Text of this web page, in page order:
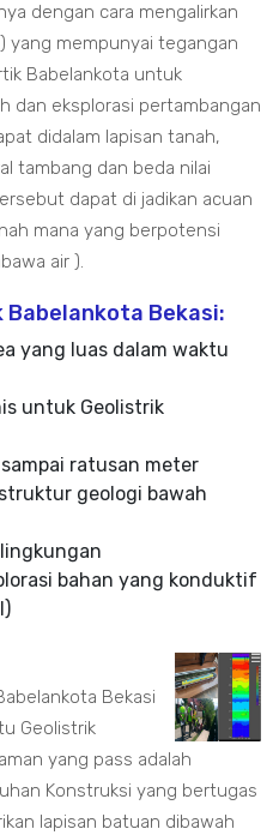
dengan cara mengalirkan
yang mempunyai tegangan
Babelankota untuk
dan eksplorasi pertambangan
didalam lapisan tanah,
tambang dan beda nilai
dapat di jadikan acuan
mana yang berpotensi
air ).
Bekasi:
yang luas dalam waktu
untuk Geolistrik
ratusan meter
geologi bawah
bahan yang konduktif
Bekasi
Geolistrik
yang pass adalah
Konstruksi yang bertugas
lapisan batuan dibawah